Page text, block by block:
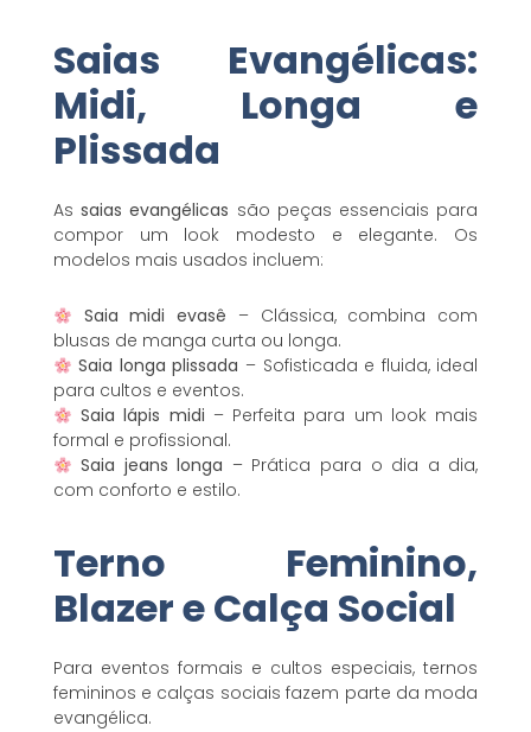
Saias Evangélicas:
Midi, Longa e
Plissada
Assaias evangélicas são peças essenciais para
compor um look modesto e elegante. Os
modelos mais usados incluem:
Saia midi evasê – Clássica, combina com
blusas de manga curta ou longa.
Saia longa plissada – Sofisticada e fluida, ideal
para cultos e eventos.
Saia lápis midi – Perfeita para um look mais
formal e profissional.
Saia jeans longa – Prática para o dia a dia,
com conforto e estilo.
Terno Feminino,
Blazer e Calça Social
Para eventos formais e cultos especiais, ternos
femininos e calças sociais fazem parte da moda
evangélica.